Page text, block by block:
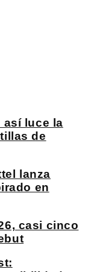
así luce la
de
lanza
en
casi cinco